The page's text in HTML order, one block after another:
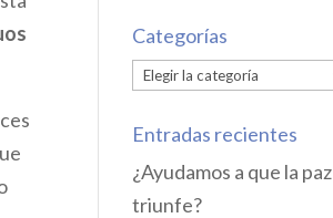
Categorías
Categorías
Entradas recientes
¿Ayudamos a que la paz
triunfe?